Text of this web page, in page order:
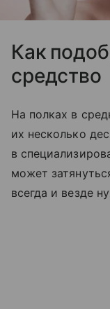
Как
средство
На полках в
их несколько
в
может
всегда и везде